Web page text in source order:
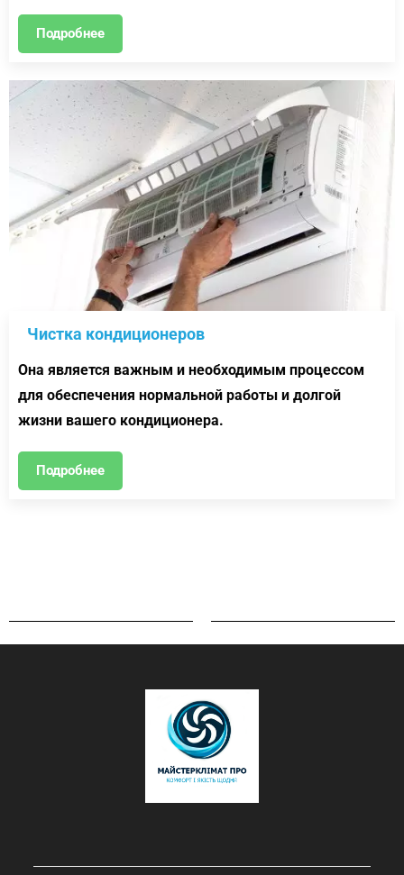
Подробнее
Чистка кондиционеров
Она является важным и необходимым процессом
для обеспечения нормальной работы и долгой
жизни вашего кондиционера.
Подробнее